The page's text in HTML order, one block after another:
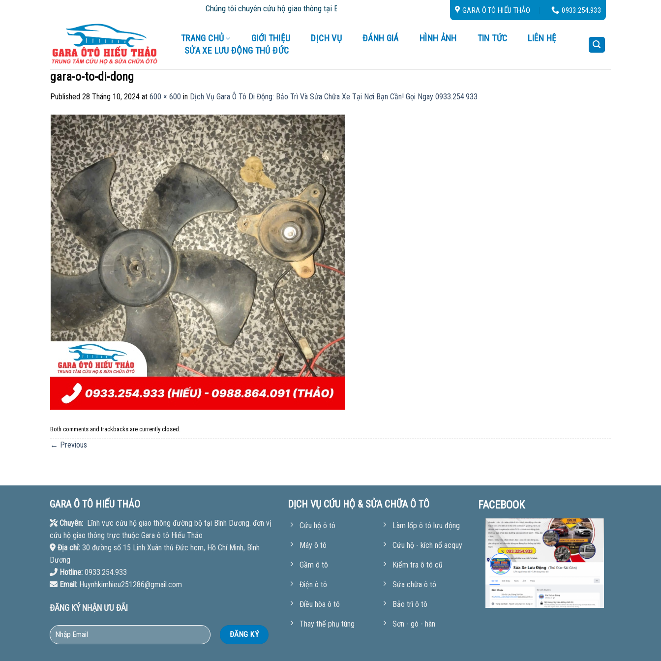
Chúng tôi chuyên cứu hộ giao thông tại Bình Dương và tỉnh thành lân cận - Cứu Hộ 24/24GARA Ô TÔ HIẾU THẢO 0933.254.933
TRANG CHỦ GIỚI THIỆU DỊCH VỤ ĐÁNH GIÁ HÌNH ẢNH TIN TỨC
LIÊN HỆ
SỬA XE LƯU ĐỘNG THỦ ĐỨC
gara-o-to-di-dong
Published 28 Tháng 10, 2024 at 600 × 600 in Dịch Vụ Gara Ô Tô Di Động: Bảo Trì Và Sửa Chữa Xe Tại Nơi Bạn Cần! Gọi Ngay 0933.254.933
Both comments and trackbacks are currently closed.
← Previous
GARA Ô TÔ HIẾU THẢO
Chuyên:Lĩnh vực cứu hộ giao thông đường bộ tại Bình Dương. đơn vị
cứu hộ giao thông trực thuộc Gara ô tô Hiếu Thảo
Địa chỉ:30 đường số 15 Linh Xuân thủ Đức hcm, Hồ Chí Minh, Bình
Dương
Hotline:0933.254.933
Email:Huynhkimhieu251286@gmail.com
ĐĂNG KÝ NHẬN ƯU ĐÃI
DỊCH VỤ CỨU HỘ & SỬA CHỮA Ô TÔ
Cứu hộ ô tô
Máy ô tô
Gầm ô tô
Điện ô tô
Điều hòa ô tô
Thay thế phụ tùng
Làm lốp ô tô lưu động
Cứu hộ - kích nổ acquy
Kiểm tra ô tô cũ
Sửa chữa ô tô
Bảo trì ô tô
Sơn - gò - hàn
FACEBOOK